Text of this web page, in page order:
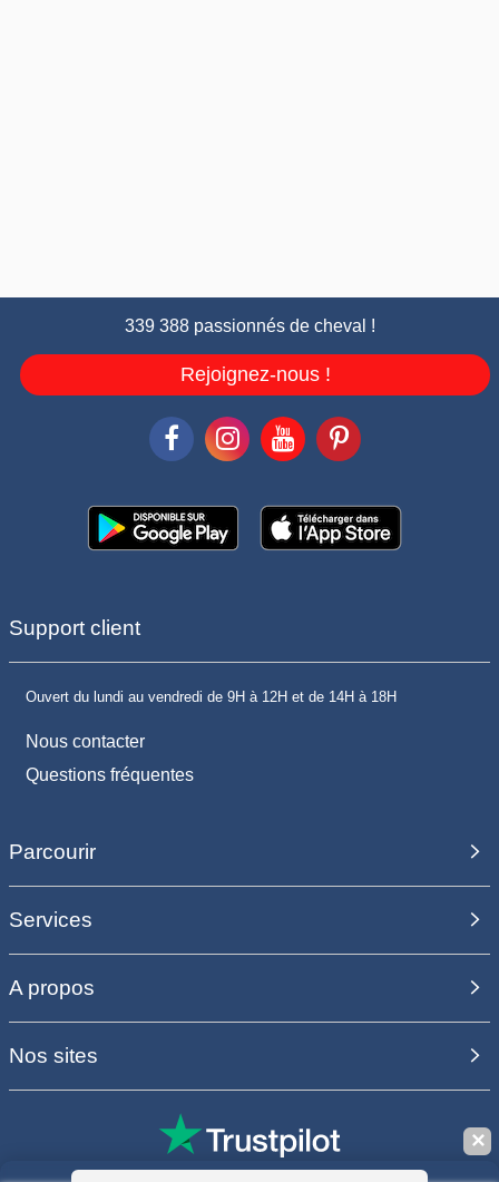
339 388 passionnés de cheval !
Rejoignez-nous !
Support client
Ouvert du lundi au vendredi de 9H à 12H et de 14H à 18H
Nous contacter
Questions fréquentes
Parcourir
Services
A propos
Nos sites
✕